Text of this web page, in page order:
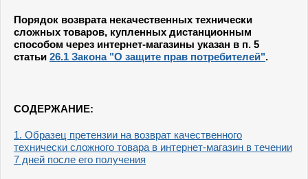
Порядок возврата некачественных технически
сложных товаров, купленных дистанционным
способом через интернет-магазины указан в п. 5
статьи 26.1 Закона "О защите прав потребителей".
СОДЕРЖАНИЕ:
1. Образец претензии на возврат качественного
технически сложного товара в интернет-магазин в течении
7 дней после его получения